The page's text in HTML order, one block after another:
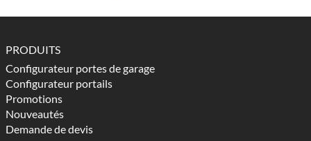
PRODUITS
Configurateur portes de garage
Configurateur portails
Promotions
Nouveautés
Demande de devis